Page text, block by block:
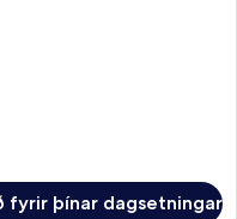
fyrir þínar dagsetningar